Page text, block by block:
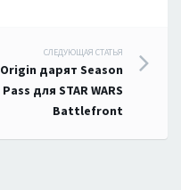
СЛЕДУЮЩАЯ СТАТЬЯ
Origin дарят Season
Pass для STAR WARS
Battlefront